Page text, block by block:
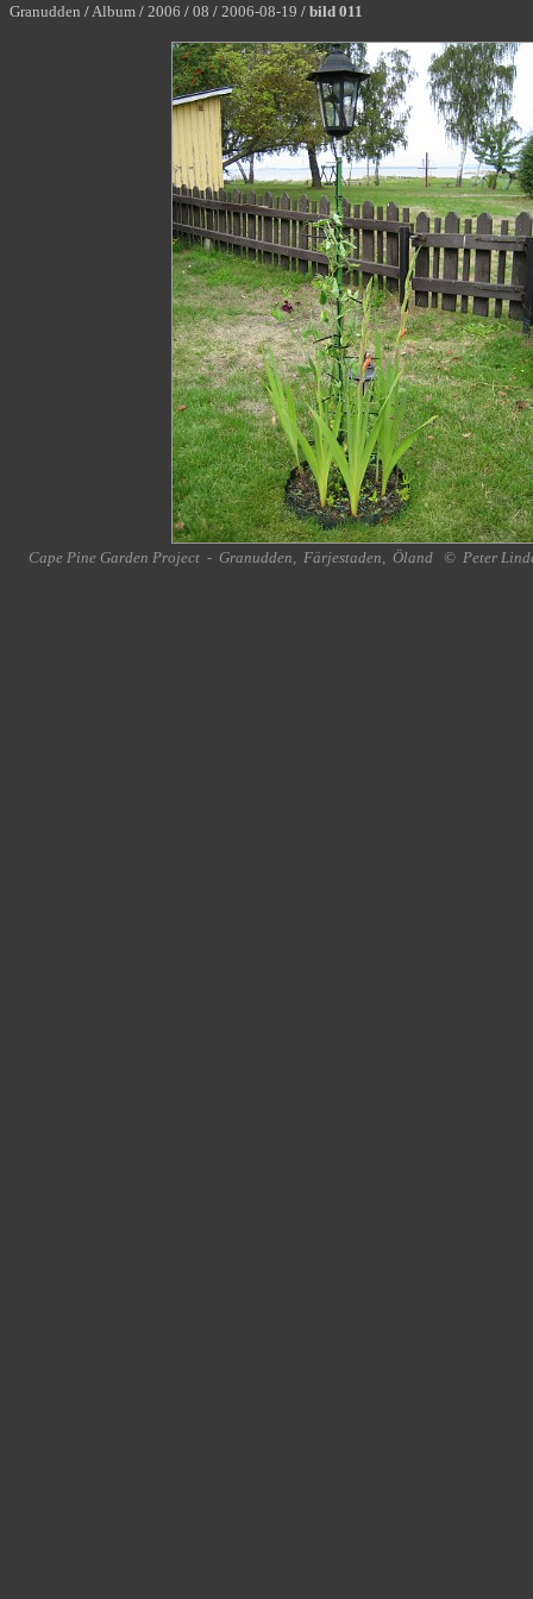
Granudden /Album / 2006 / 08 / 2006-08-19 / bild 011
Cape Pine Garden Project - Granudden, Färjestaden, Öland © Peter